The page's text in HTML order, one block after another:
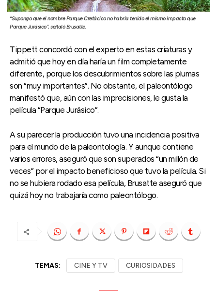
“Supongo que el nombre Parque Cretácico no habría tenido el mismo impacto que
Parque Jurásico”, señaló Brusatte.
Tippett concordó con el experto en estas criaturas y
admitió que hoy en día haría un film completamente
diferente, porque los descubrimientos sobre las plumas
son “muy importantes”. No obstante, el paleontólogo
manifestó que, aún con las imprecisiones, le gusta la
película “Parque Jurásico”.
A su parecer la producción tuvo una incidencia positiva
para el mundo de la paleontología. Y aunque contiene
varios errores, aseguró que son superados “un millón de
veces” por el impacto beneficioso que tuvo la película. Si
no se hubiera rodado esa película, Brusatte aseguró que
quizá hoy no trabajaría como paleontólogo.
TEMAS: CINE Y TV CURIOSIDADES